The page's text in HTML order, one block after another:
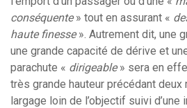
conséquente» tout en assurant «
haute finesse». Autrement dit, une
une grande capacité de dérive et
parachute « dirigeable» sera en
très grande hauteur précédant deux
largage loin de l’objectif suivi